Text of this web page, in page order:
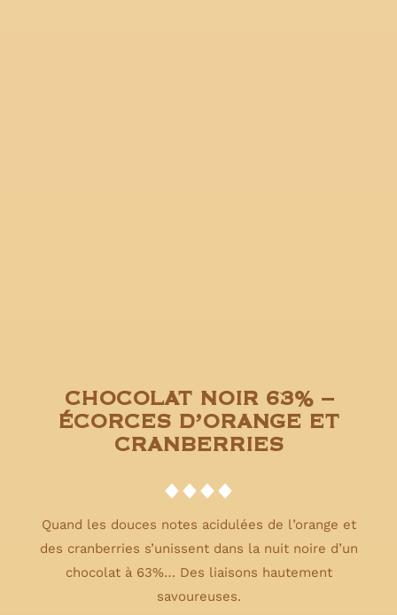
CHOCOLAT NOIR 63% –
ÉCORCES D’ORANGE ET
CRANBERRIES
Quand les douces notes acidulées de l’orange et
des cranberries s’unissent dans la nuit noire d’un
chocolat à 63%… Des liaisons hautement
savoureuses.